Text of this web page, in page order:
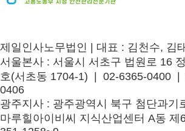
제일인사노무법인
대표 : 김천수, 김
서울본사 : 서울시 서초구 법원로 16
호(서초동 1704-1) | 02-6365-0400 |
0406
광주지사 : 광주광역시 북구 첨단과기
마루힐아이비씨 지식산업센터 A동